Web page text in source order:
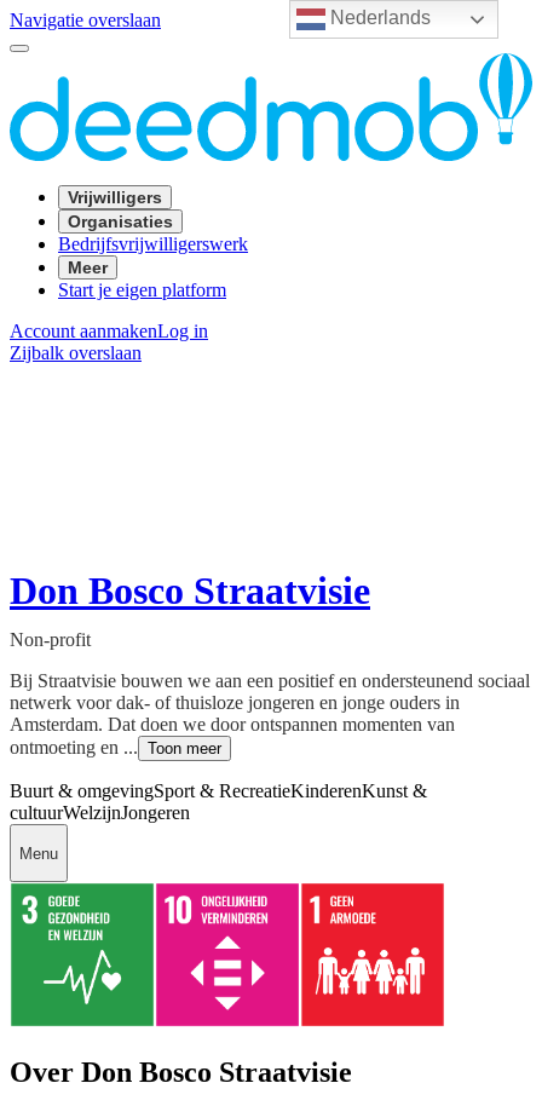
Nederlands
Navigatie overslaan
Vrijwilligers
Organisaties
Bedrijfsvrijwilligerswerk
Meer
Start je eigen platform
Account aanmakenLog in
Zijbalk overslaan
Don Bosco Straatvisie
Non-profit
Bij Straatvisie bouwen we aan een positief en ondersteunend sociaal
netwerk voor dak- of thuisloze jongeren en jonge ouders in
Amsterdam. Dat doen we door ontspannen momenten van
ontmoeting en ... Toon meer
Buurt & omgevingSport & RecreatieKinderenKunst &
cultuurWelzijnJongeren
Menu
Over Don Bosco Straatvisie